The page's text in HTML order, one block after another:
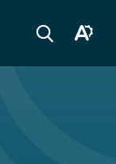
Ouvrir
Ouvrir